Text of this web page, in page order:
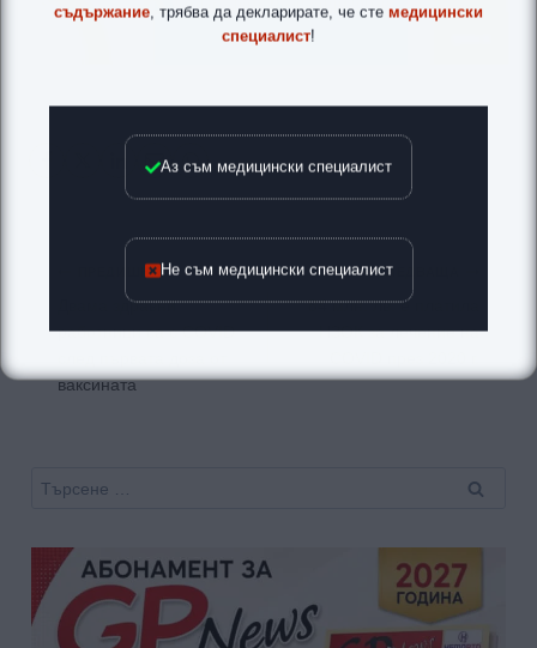
Навигация
ПРЕДИШНА
Двама здравни
работници са с COVID
ваксината
СЛЕДВАЩА
84 млн. лв. е платила
НЗОК за лечение на
Търсене
съдържание , трябва да декларирате, че сте медицински
специалист!
Аз съм медицински специалист
Не съм медицински специалист